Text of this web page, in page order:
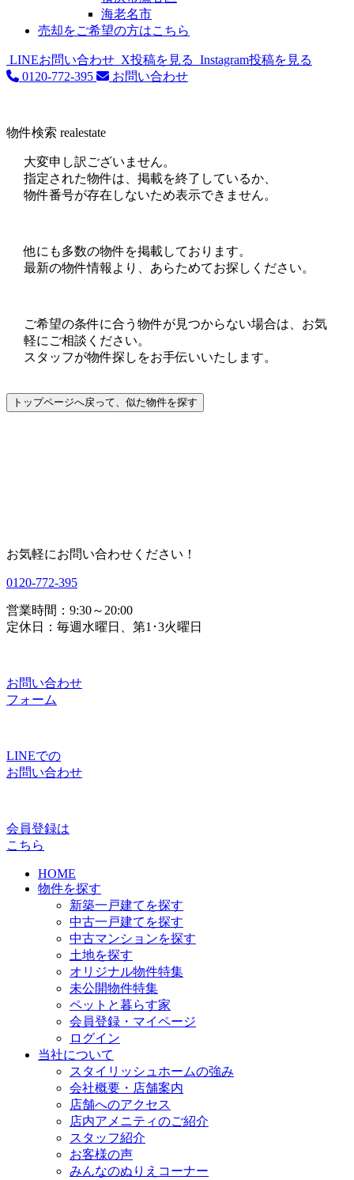
海老名市
売却をご希望の方はこちら
LINEお問い合わせ X投稿を見る Instagram投稿を見る
0120-772-395
お問い合わせ
物件検索 realestate
大変申し訳ございません。
指定された物件は、掲載を終了しているか、
物件番号が存在しないため表示できません。
他にも多数の物件を掲載しております。
最新の物件情報より、あらためてお探しください。
ご希望の条件に合う物件が見つからない場合は、お気
軽にご相談ください。
スタッフが物件探しをお手伝いいたします。
お気軽にお問い合わせください！
0120-772-395
営業時間：9:30～20:00
定休日：毎週水曜日、第1･3火曜日
お問い合わせ
フォーム
LINEでの
お問い合わせ
会員登録は
こちら
HOME
物件を探す
新築一戸建てを探す
中古一戸建てを探す
中古マンションを探す
土地を探す
オリジナル物件特集
未公開物件特集
ペットと暮らす家
会員登録・マイページ
ログイン
当社について
スタイリッシュホームの強み
会社概要・店舗案内
店舗へのアクセス
店内アメニティのご紹介
スタッフ紹介
お客様の声
みんなのぬりえコーナー